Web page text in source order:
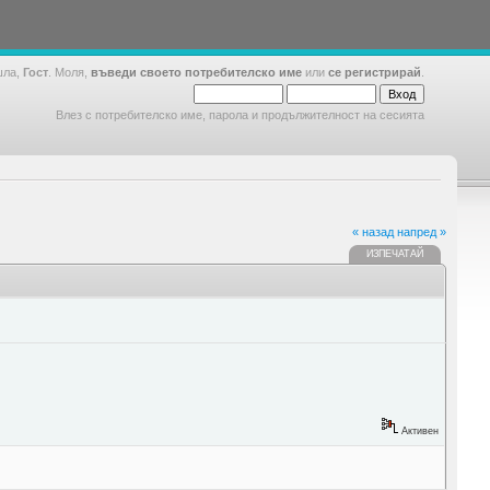
Гост . Моля, въведи своето потребителско име или се регистрирай
Влез с потребителско име, парола и продължителност на сесията
« назад напред »
ИЗПЕЧАТАЙ
Активен